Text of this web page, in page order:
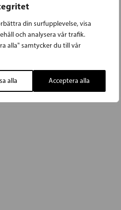
din surfupplevelse, visa
och analysera vår trafik.
alla" samtycker du till vår
alla Acceptera alla